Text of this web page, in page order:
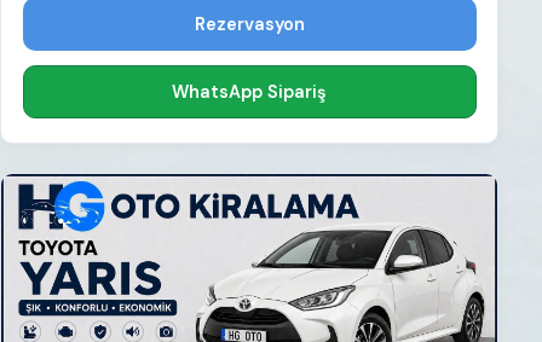
Rezervasyon
WhatsApp Sipariş